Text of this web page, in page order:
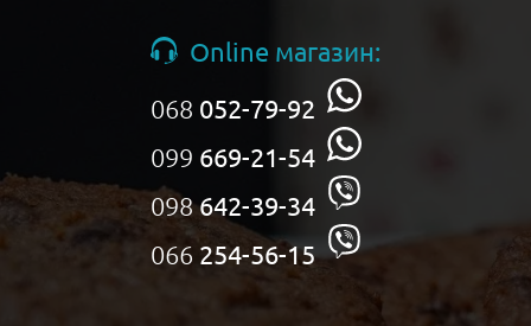
Online магазин:
068 052-79-92
099 669-21-54
098642-39-34
066 254-56-15